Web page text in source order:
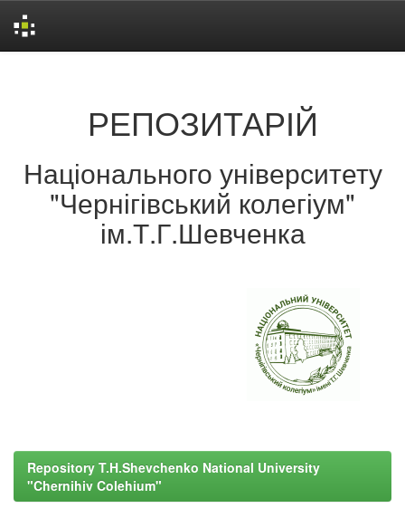
РЕПОЗИТАРІЙ
Національного університету
"Чернігівський колегіум"
ім.Т.Г.Шевченка
Repository T.H.Shevchenko National University
"Chernihiv Colehium"